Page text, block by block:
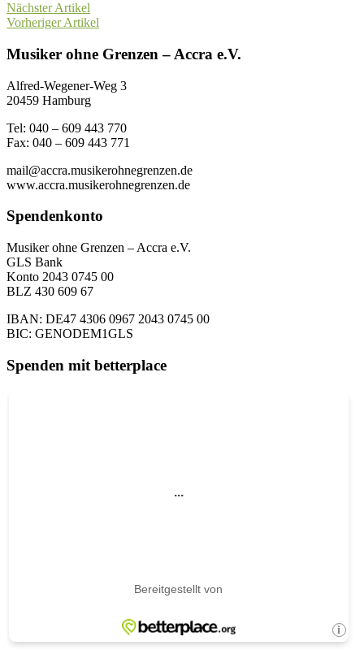
Nächster Artikel
Vorheriger Artikel
Musiker ohne Grenzen – Accra e.V.
Alfred-Wegener-Weg 3
20459 Hamburg
Tel: 040 – 609 443 770
Fax: 040 – 609 443 771
mail@accra.musikerohnegrenzen.de
www.accra.musikerohnegrenzen.de
Spendenkonto
Musiker ohne Grenzen – Accra e.V.
GLS Bank
Konto 2043 0745 00
BLZ 430 609 67
IBAN: DE47 4306 0967 2043 0745 00
BIC: GENODEM1GLS
Spenden mit betterplace